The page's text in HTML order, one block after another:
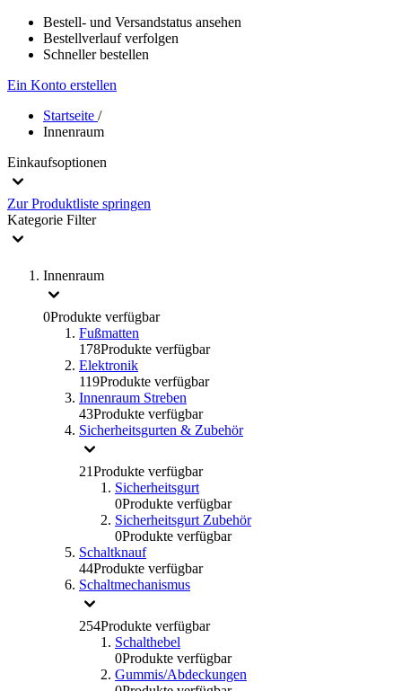
Bestell- und Versandstatus ansehen
Bestellverlauf verfolgen
Schneller bestellen
Ein Konto erstellen
Startseite /
Innenraum
Einkaufsoptionen
Zur Produktliste springen
Kategorie Filter
Innenraum
0Produkte verfügbar
Fußmatten
178Produkte verfügbar
Elektronik
119Produkte verfügbar
Innenraum Streben
43Produkte verfügbar
Sicherheitsgurten & Zubehör
21Produkte verfügbar
Sicherheitsgurt
0Produkte verfügbar
Sicherheitsgurt Zubehör
0Produkte verfügbar
Schaltknauf
44Produkte verfügbar
Schaltmechanismus
254Produkte verfügbar
Schalthebel
0Produkte verfügbar
Gummis/Abdeckungen